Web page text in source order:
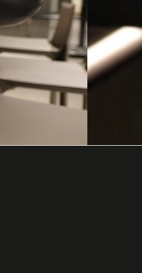
kleuren,
van ASWA Keukens Helmond